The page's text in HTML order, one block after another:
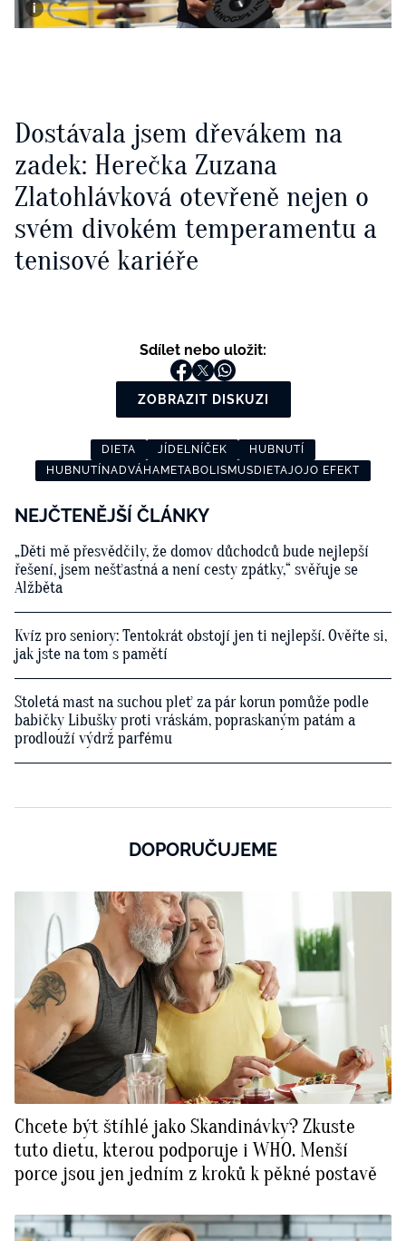
Dostávala jsem dřevákem na
zadek: Herečka Zuzana
Zlatohlávková otevřeně nejen o
svém divokém temperamentu a
tenisové kariéře
Sdílet nebo uložit:
ZOBRAZIT DISKUZI
DIETA JÍDELNÍČEK
HUBNUTÍ
HUBNUTÍNADVÁHAMETABOLISMUSDIETAJOJO EFEKT
NEJČTENĚJŠÍ ČLÁNKY
„Děti mě přesvědčily, že domov důchodců bude nejlepší
řešení, jsem nešťastná a není cesty zpátky,“ svěřuje se
Alžběta
Kvíz pro seniory: Tentokrát obstojí jen ti nejlepší. Ověřte si,
jak jste na tom s pamětí
Stoletá mast na suchou pleť za pár korun pomůže podle
babičky Libušky proti vráskám, popraskaným patám a
prodlouží výdrž parfému
DOPORUČUJEME
Chcete být štíhlé jako Skandinávky? Zkuste
tuto dietu, kterou podporuje i WHO. Menší
porce jsou jen jedním z kroků k pěkné postavě